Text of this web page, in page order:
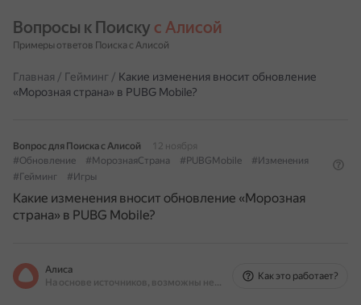
Вопросы к Поиску с Алисой
Примеры ответов Поиска с Алисой
Главная / Гейминг / Какие изменения вносит обновление
«Морозная страна» в PUBG Mobile?
Вопрос для Поиска с Алисой
12 ноября
#Обновление
#МорознаяСтрана #PUBGMobile
#Изменения
#Гейминг
#Игры
Какие изменения вносит обновление «Морозная
страна» в PUBG Mobile?
Алиса
На основе источников, возможны неточности
Как это работает?